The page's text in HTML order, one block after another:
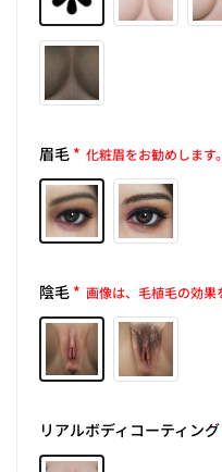
眉毛* 化粧眉をお勧めします
陰毛* 画像は、毛植毛の効果
リアルボディコーティング